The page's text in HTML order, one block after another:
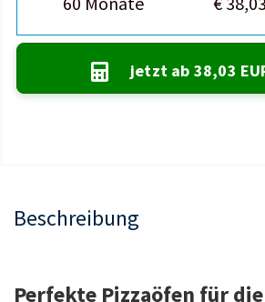
jetzt ab 38,03
Beschreibung
Perfekte Pizzaöfen für